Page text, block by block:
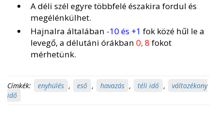
A déli szél egyre többfelé északira fordul és
megélénkülhet.
Hajnalra általában -10 és +1 fok közé hűl le a
levegő, a délutáni órákban 0, 8 fokot
mérhetünk.
Címkék: enyhülés , eső , havazás , téli idő ,
változékony
idő